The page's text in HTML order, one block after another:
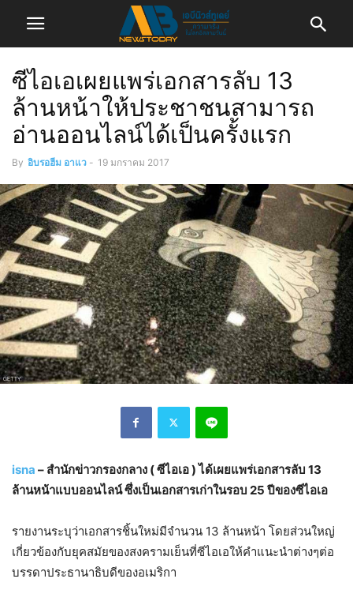
ซีไอเอเผยแพร่เอกสารลับ 13
ล้านหน้าให้ประชาชนสามารถ
อ่านออนไลน์ได้เป็นครั้งแรก
By อิบรอฮีม อาแว - 19 มกราคม 2017
isna – สำนักข่าวกรองกลาง ( ซีไอเอ ) ได้เผยแพร่เอกสารลับ 13
ล้านหน้าแบบออนไลน์ ซึ่งเป็นเอกสารเก่าในรอบ 25 ปีของซีไอเอ
รายงานระบุว่าเอกสารชิ้นใหม่มีจำนวน 13 ล้านหน้า โดยส่วนใหญ่
เกี่ยวข้องกับยุคสมัยของสงครามเย็นที่ซีไอเอให้คำแนะนำต่างๆต่อ
บรรดาประธานาธิบดีของอเมริกา